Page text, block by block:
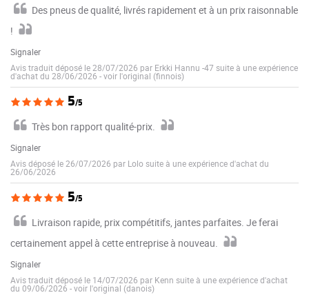
Des pneus de qualité, livrés rapidement et à un prix raisonnable
!
Signaler
Avis traduit déposé le 28/07/2026 par Erkki Hannu -47 suite à une expérience
d'achat du 28/06/2026 -voir l'original (finnois)
5/5
Très bon rapport qualité-prix.
Signaler
Avis déposé le 26/07/2026 par Lolo suite à une expérience d'achat du
26/06/2026
5/5
Livraison rapide, prix compétitifs, jantes parfaites. Je ferai
certainement appel à cette entreprise à nouveau.
Signaler
Avis traduit déposé le 14/07/2026 par Kenn suite à une expérience d'achat
du 09/06/2026 -voir l'original (danois)